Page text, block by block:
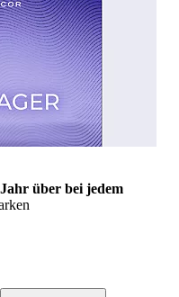
über bei jedem